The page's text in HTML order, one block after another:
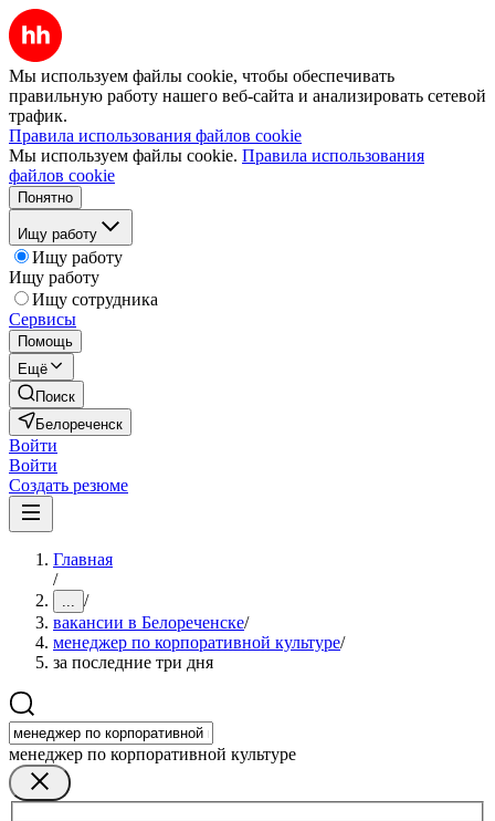
Мы используем файлы cookie, чтобы обеспечивать
правильную работу нашего веб-сайта и анализировать сетевой
трафик.
Правила использования файлов cookie
Мы используем файлы cookie. Правила использования
файлов cookie
Понятно
Ищу работу
Ищу работу
Ищу работу
Ищу сотрудника
Сервисы
Помощь
Ещё
Поиск
Белореченск
Войти
Войти
Создать резюме
Главная
/
... /
вакансии в Белореченске/
менеджер по корпоративной культуре/
за последние три дня
менеджер по корпоративной культуре